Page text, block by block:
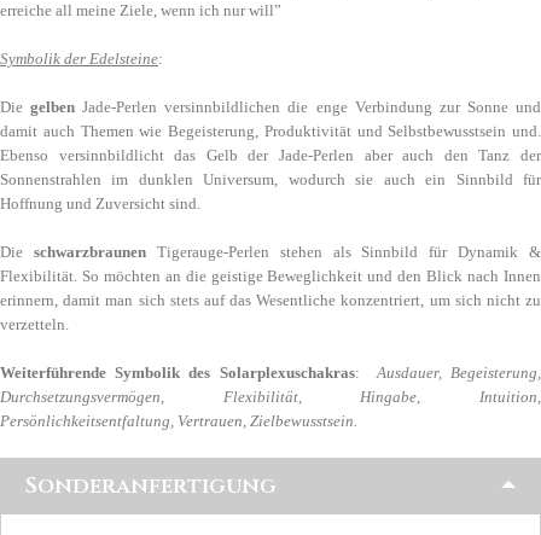
erreiche all meine Ziele, wenn ich nur will”
Symbolik der Edelsteine:
Diegelben Jade-Perlen versinnbildlichen die enge Verbindung zur Sonne und
damit auch Themen wie Begeisterung, Produktivität und Selbstbewusstsein und.
Ebenso versinnbildlicht das Gelb der Jade-Perlen aber auch den Tanz der
Sonnenstrahlen im dunklen Universum, wodurch sie auch ein Sinnbild für
Hoffnung und Zuversicht sind.
Die schwarzbraunen Tigerauge-Perlen stehen als Sinnbild für Dynamik &
Flexibilität. So möchten an die geistige Beweglichkeit und den Blick nach Innen
erinnern, damit man sich stets auf das Wesentliche konzentriert, um sich nicht zu
verzetteln.
Weiterführende Symbolik des Solarplexuschakras:
Ausdauer, Begeisterung,
Durchsetzungsvermögen, Flexibilität, Hingabe, Intuition,
Persönlichkeitsentfaltung, Vertrauen, Zielbewusstsein.
Sonderanfertigung